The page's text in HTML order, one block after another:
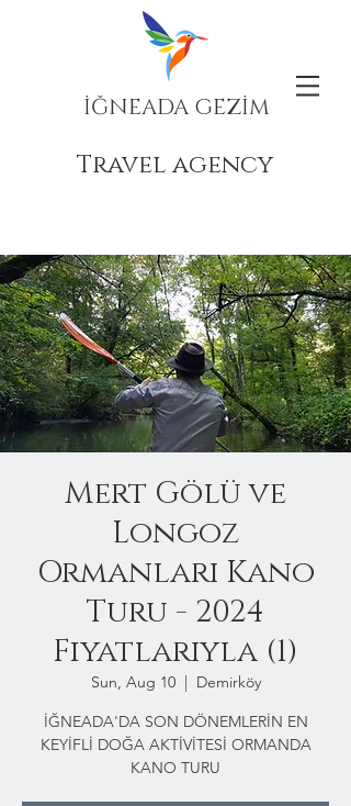
İĞNEADA GEZİM
Travel agency
Mert Gölü ve
Longoz
Ormanları Kano
Turu - 2024
Fiyatlarıyla (1)
Sun, Aug 10
  |
Demirköy
İĞNEADA'DA SON DÖNEMLERİN EN
KEYİFLİ DOĞA AKTİVİTESİ ORMANDA
KANO TURU